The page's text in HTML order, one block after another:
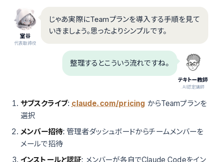
室谷
代表取締役
じゃあ実際にTeamプランを導入する手順を見て
いきましょう。思ったよりシンプルです。
テキトー教師
.AI認定講師
整理するとこういう流れですね。
サブスクライブ: claude.com/pricing からTeamプランを
選択
メンバー招待: 管理者ダッシュボードからチームメンバーを
メールで招待
インストールと認証: メンバーが各自でClaude Codeをイン